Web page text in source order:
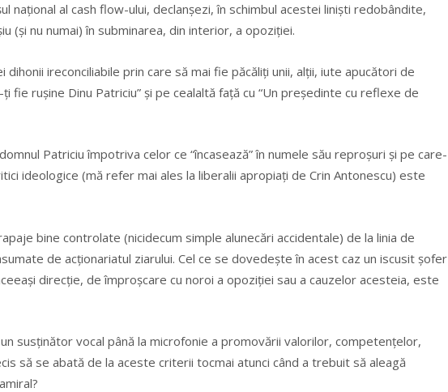
național al cash flow-ului, declanșezi, în schimbul acestei liniști redobândite,
(și nu numai) în subminarea, din interior, a opoziției.
ireconciliabile prin care să mai fie păcăliți unii, alții, iute apucători de
fie rușine Dinu Patriciu” și pe cealaltă față cu “Un președinte cu reflexe de
Patriciu împotriva celor ce “încasează” în numele său reproșuri și pe care-
ideologice (mă refer mai ales la liberalii apropiați de Crin Antonescu) este
bine controlate (nicidecum simple alunecări accidentale) de la linia de
de acționariatul ziarului. Cel ce se dovedește în acest caz un iscusit șofer
direcție, de împroșcare cu noroi a opoziției sau a cauzelor acesteia, este
susținător vocal până la microfonie a promovării valorilor, competențelor,
să se abată de la aceste criterii tocmai atunci când a trebuit să aleagă